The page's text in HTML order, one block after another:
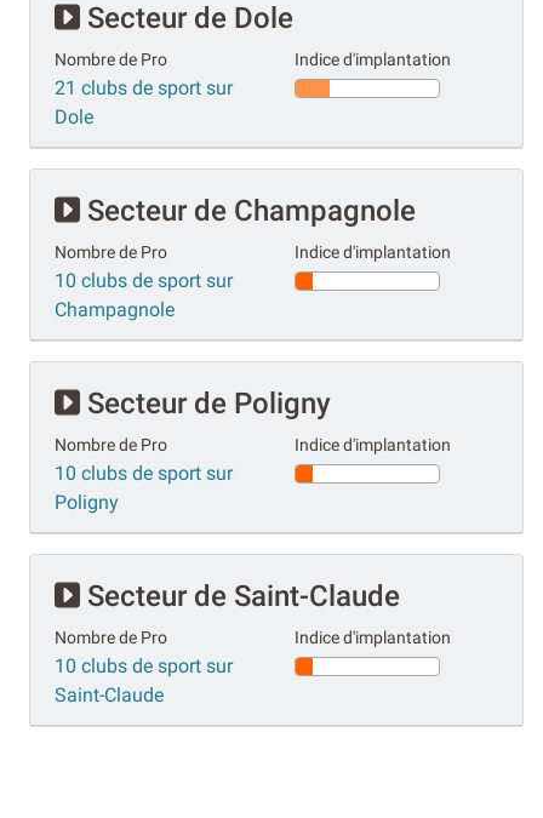
Secteur de Dole
Nombre de Pro
21 clubs de sport sur
Dole
Indice d'implantation
Secteur de Champagnole
Nombre de Pro
10 clubs de sport sur
Champagnole
Indice d'implantation
Secteur de Poligny
Nombre de Pro
10 clubs de sport sur
Poligny
Indice d'implantation
Secteur de Saint-Claude
Nombre de Pro
10 clubs de sport sur
Saint-Claude
Indice d'implantation